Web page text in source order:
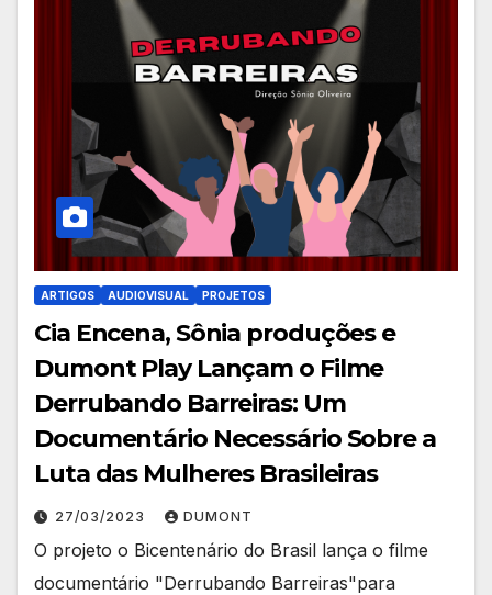
ARTIGOS AUDIOVISUAL PROJETOS
Cia Encena, Sônia produções e
Dumont Play Lançam o Filme
Derrubando Barreiras: Um
Documentário Necessário Sobre a
Luta das Mulheres Brasileiras
27/03/2023 DUMONT
O projeto o Bicentenário do Brasil lança o filme
documentário "Derrubando Barreiras"para